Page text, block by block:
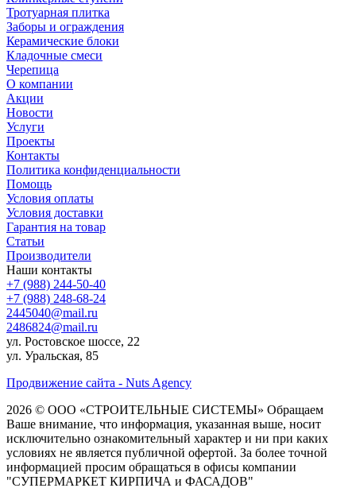
Тротуарная плитка
Заборы и ограждения
Керамические блоки
Кладочные смеси
Черепица
О компании
Акции
Новости
Услуги
Проекты
Контакты
Политика конфиденциальности
Помощь
Условия оплаты
Условия доставки
Гарантия на товар
Статьи
Производители
Наши контакты
+7 (988) 244-50-40
+7 (988) 248-68-24
2445040@mail.ru
2486824@mail.ru
ул. Ростовское шоссе, 22
ул. Уральская, 85
Продвижение сайта - Nuts Agency
2026 © ООО «СТРОИТЕЛЬНЫЕ СИСТЕМЫ» Обращаем
Ваше внимание, что информация, указанная выше, носит
исключительно ознакомительный характер и ни при каких
условиях не является публичной офертой. За более точной
информацией просим обращаться в офисы компании
"СУПЕРМАРКЕТ КИРПИЧА и ФАСАДОВ"